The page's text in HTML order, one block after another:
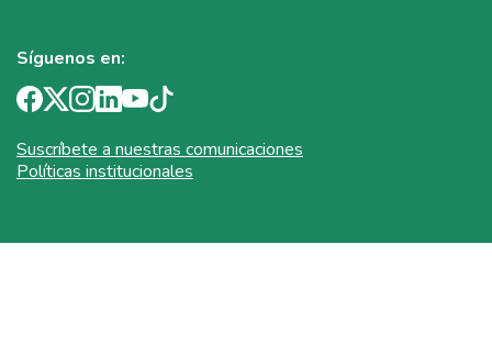
Síguenos en:
Suscríbete a nuestras comunicaciones
Políticas institucionales